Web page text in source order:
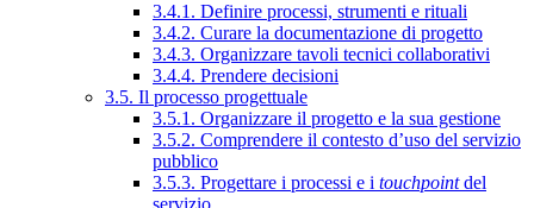
3.4.1. Definire processi, strumenti e rituali
3.4.2. Curare la documentazione di progetto
3.4.3. Organizzare tavoli tecnici collaborativi
3.4.4. Prendere decisioni
3.5. Il processo progettuale
3.5.1. Organizzare il progetto e la sua gestione
3.5.2. Comprendere il contesto d’uso del servizio
pubblico
3.5.3. Progettare i processi e i touchpointdel
servizio